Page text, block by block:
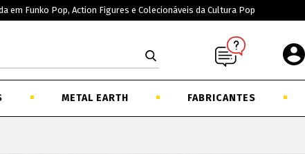
em Funko Pop, Action Figures e Colecionáveis da Cultura Pop
METAL EARTH FABRICANTES